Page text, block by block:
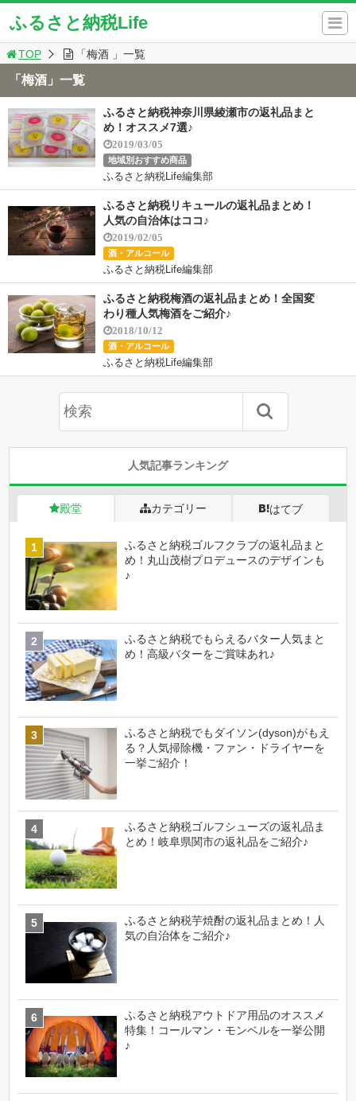
ふるさと納税Life
TOP 「梅酒 」一覧
「梅酒」一覧
ふるさと納税神奈川県綾瀬市の返礼品まと
め！オススメ7選♪
2019/03/05
地域別おすすめ商品
ふるさと納税Life編集部
ふるさと納税リキュールの返礼品まとめ！
人気の自治体はココ♪
2019/02/05
酒・アルコール
ふるさと納税Life編集部
ふるさと納税梅酒の返礼品まとめ！全国変
わり種人気梅酒をご紹介♪
2018/10/12
酒・アルコール
ふるさと納税Life編集部
人気記事ランキング
殿堂 カテゴリー はてブ
ふるさと納税ゴルフクラブの返礼品まと
め！丸山茂樹プロデュースのデザインも
♪
ふるさと納税でもらえるバター人気まと
め！高級バターをご賞味あれ♪
ふるさと納税でもダイソン(dyson)がもえ
る？人気掃除機・ファン・ドライヤーを
一挙ご紹介！
ふるさと納税ゴルフシューズの返礼品ま
とめ！岐阜県関市の返礼品をご紹介♪
ふるさと納税芋焼酎の返礼品まとめ！人
気の自治体をご紹介♪
ふるさと納税アウトドア用品のオススメ
特集！コールマン・モンベルを一挙公開
♪